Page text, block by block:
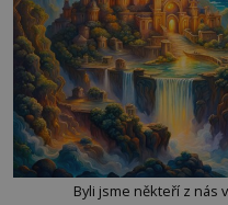
Byli jsme někteří z nás